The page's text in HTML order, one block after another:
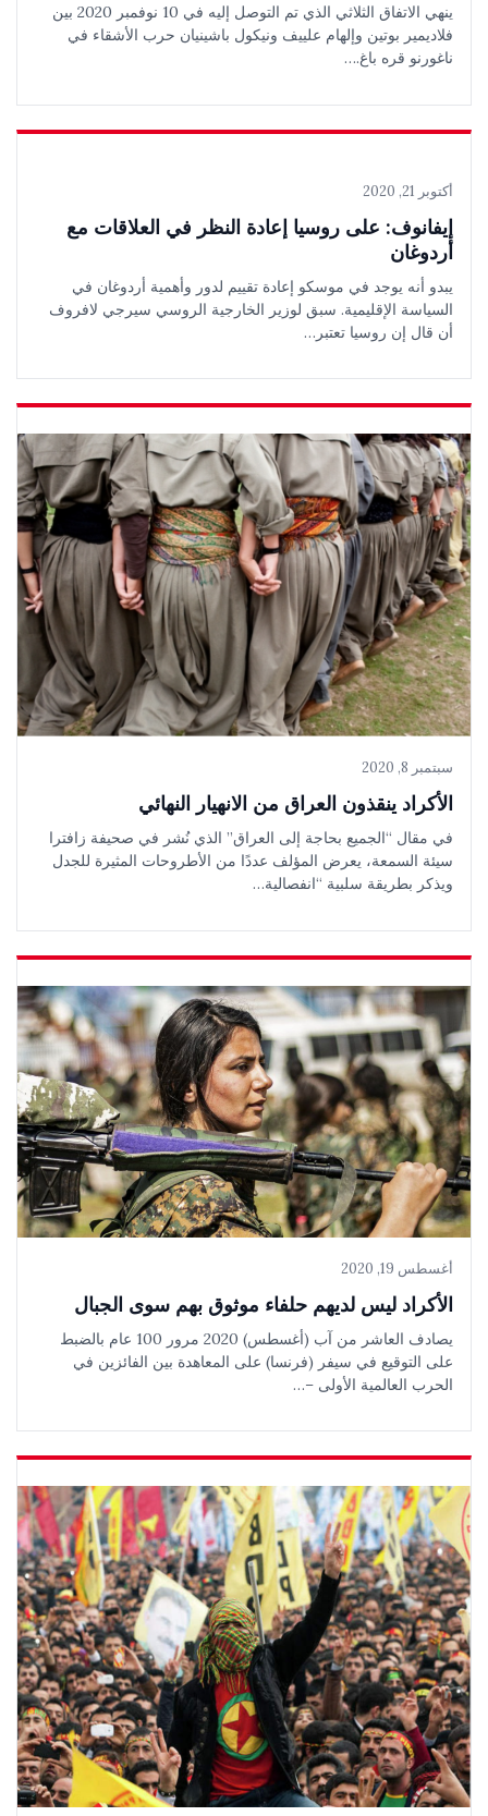
ينهي الاتفاق الثلاثي الذي تم التوصل إليه في 10 نوفمبر 2020 بين
فلاديمير بوتين وإلهام علييف ونيكول باشينيان حرب الأشقاء في
ناغورنو قره باغ.…
أكتوبر 21, 2020
إيفانوف: على روسيا إعادة النظر في العلاقات مع
أردوغان
يبدو أنه يوجد في موسكو إعادة تقييم لدور وأهمية أردوغان في
السياسة الإقليمية. سبق لوزير الخارجية الروسي سيرجي لافروف
أن قال إن روسيا تعتبر…
سبتمبر 8, 2020
الأكراد ينقذون العراق من الانهيار النهائي
في مقال “الجميع بحاجة إلى العراق” الذي نُشر في صحيفة زافترا
سيئة السمعة، يعرض المؤلف عددًا من الأطروحات المثيرة للجدل
ويذكر بطريقة سلبية “انفصالية…
أغسطس 19, 2020
الأكراد ليس لديهم حلفاء موثوق بهم سوى الجبال
يصادف العاشر من آب (أغسطس) 2020 مرور 100 عام بالضبط
على التوقيع في سيفر (فرنسا) على المعاهدة بين الفائزين في
الحرب العالمية الأولى –…